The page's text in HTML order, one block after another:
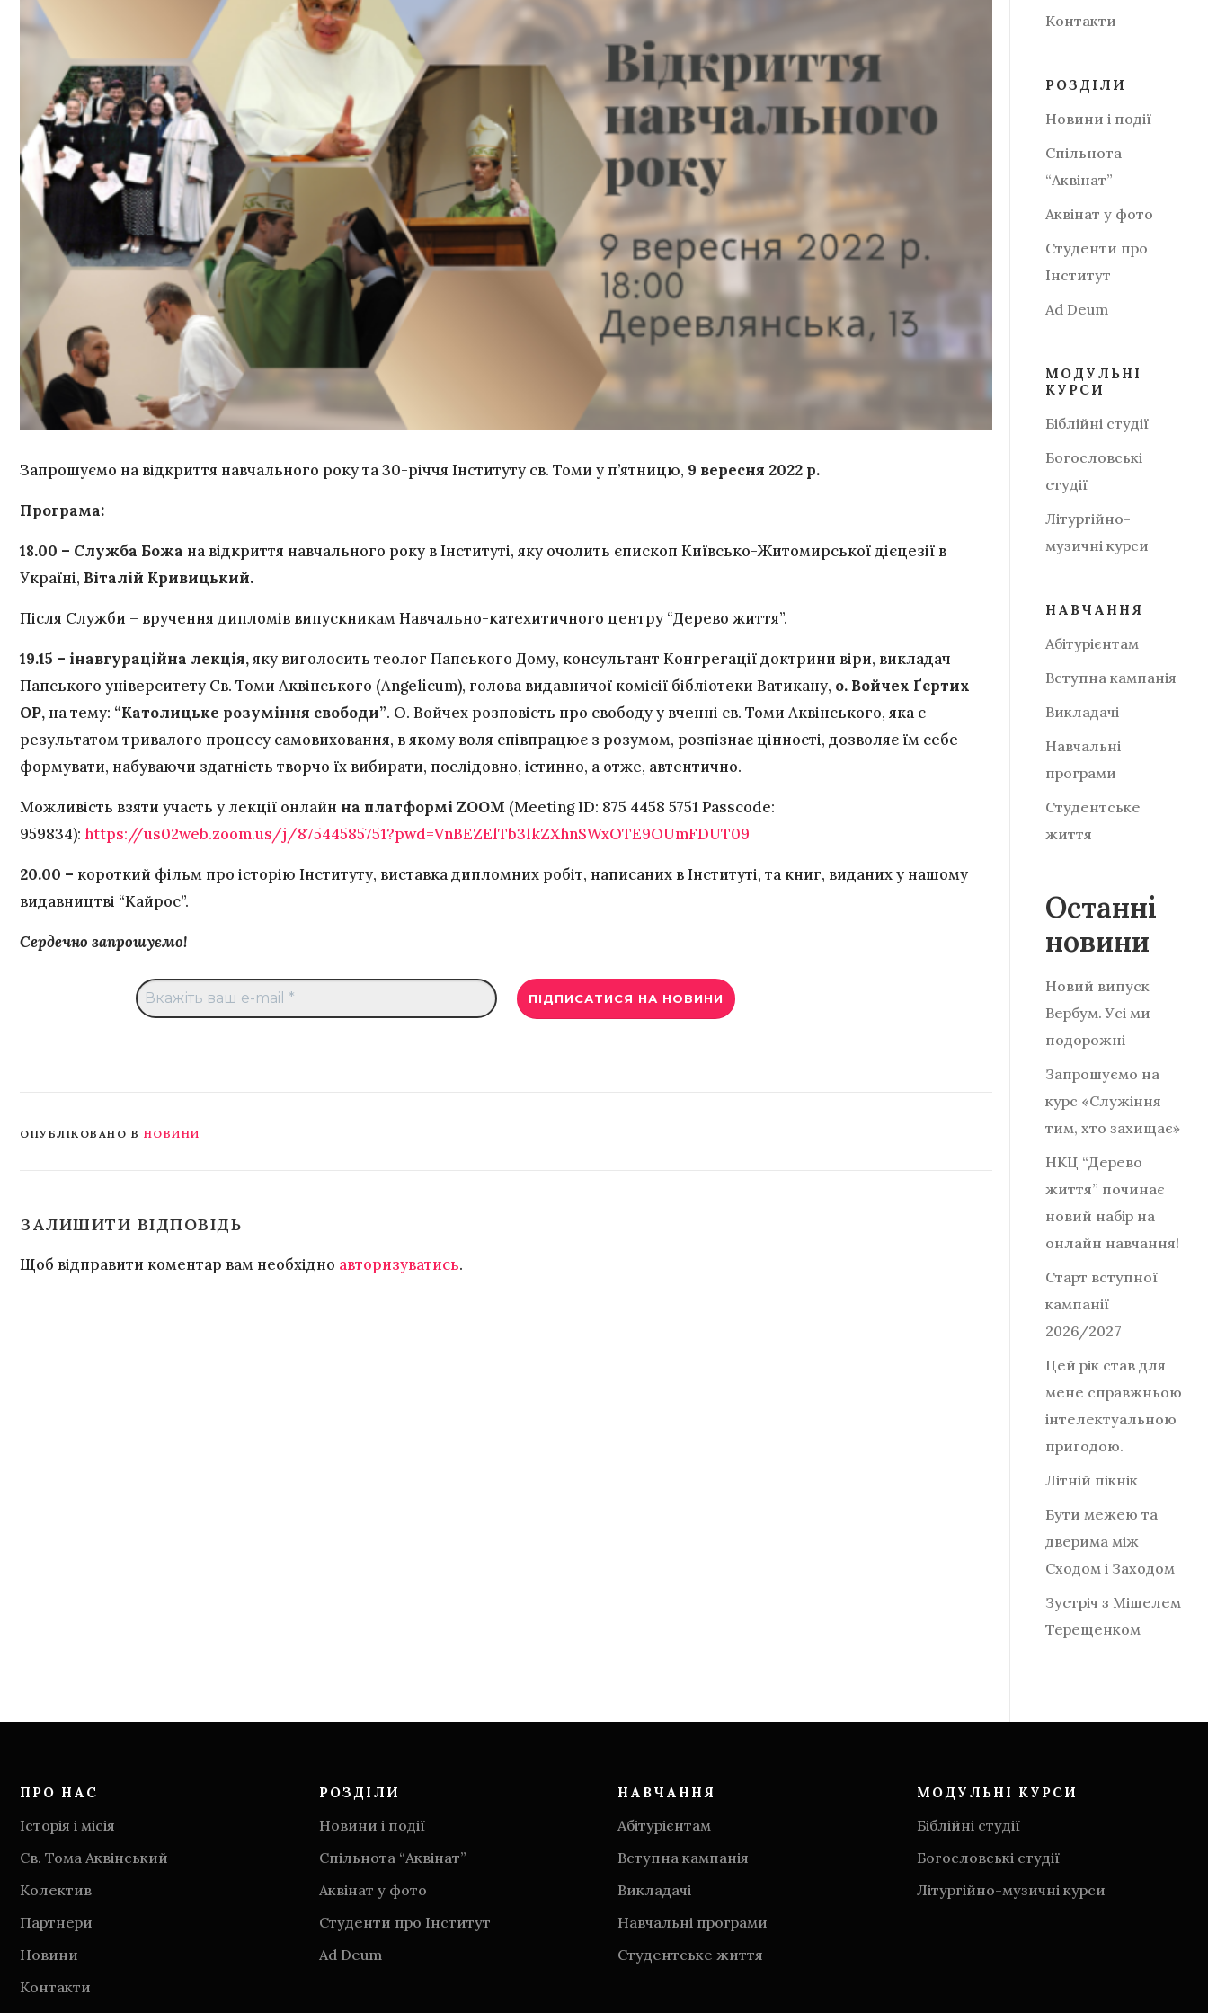
Запрошуємо на відкриття навчального року та 30-річчя Інституту св. Томи у п’ятницю, 9 вересня 2022 р.
Програма:
18.00 – Служба Божа на відкриття навчального року в Інституті, яку очолить єпископ Київсько-Житомирської дієцезії в
Україні, Віталій Кривицький.
Після Служби – вручення дипломів випускникам Навчально-катехитичного центру “Дерево життя”.
19.15 – інавгураційна лекція,яку виголосить теолог Папського Дому, консультант Конгрегації доктрини віри, викладач
Папського університету Св. Томи Аквінського (Angelicum), голова видавничої комісії бібліотеки Ватикану, о. Войчех Ґєртих
ОР, на тему: “Католицьке розуміння свободи”. О. Войчех розповість про свободу у вченні св. Томи Аквінського, яка є
результатом тривалого процесу самовиховання, в якому воля співпрацює з розумом, розпізнає цінності, дозволяє їм себе
формувати, набуваючи здатність творчо їх вибирати, послідовно, істинно, а отже, автентично.
Можливість взяти участь у лекції онлайн на платформі ZOOM (Meeting ID: 875 4458 5751 Passcode:
959834): https://us02web.zoom.us/j/87544585751?pwd=VnBEZElTb3lkZXhnSWxOTE9OUmFDUT09
20.00 – короткий фільм про історію Інституту, виставка дипломних робіт, написаних в Інституті, та книг, виданих у нашому
видавництві “Кайрос”.
Сердечно запрошуємо!
ОПУБЛІКОВАНО В НОВИНИ
ЗАЛИШИТИ ВІДПОВІДЬ
Щоб відправити коментар вам необхідно авторизуватись.
Контакти
РОЗДІЛИ
Новини і події
Спільнота
“Аквінат”
Аквінат у фото
Студенти про
Інститут
Аd Deum
МОДУЛЬНІ
КУРСИ
Біблійні студії
Богословські
студії
Літургійно-
музичні курси
НАВЧАННЯ
Абітурієнтам
Вступна кампанія
Викладачі
Навчальні
програми
Студентське
життя
Останні
новини
Новий випуск
Вербум. Усі ми
подорожні
Запрошуємо на
курс «Служіння
тим, хто захищає»
НКЦ “Дерево
життя” починає
новий набір на
онлайн навчання!
Старт вступної
кампанії
2026/2027
Цей рік став для
мене справжньою
інтелектуальною
пригодою.
Літній пікнік
Бути межею та
дверима між
Сходом і Заходом
Зустріч з Мішелем
Терещенком
ПРО НАС
Історія і місія
Св. Тома Аквінський
Колектив
Партнери
Новини
Контакти
РОЗДІЛИ
Новини і події
Спільнота “Аквінат”
Аквінат у фото
Студенти про Інститут
Аd Deum
НАВЧАННЯ
Абітурієнтам
Вступна кампанія
Викладачі
Навчальні програми
Студентське життя
МОДУЛЬНІ КУРСИ
Біблійні студії
Богословські студії
Літургійно-музичні курси